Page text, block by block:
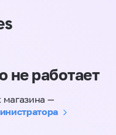
не работает
магазина —